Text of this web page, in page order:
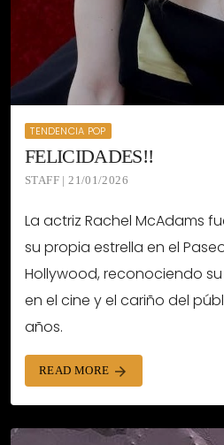
TENDENCIA POP
FELICIDADES!!
STAFF | 21/01/2026
La actriz Rachel McAdams
su propia estrella en el
Hollywood, reconociendo
en el cine y el cariño del
años.
READ MORE arrow_forward